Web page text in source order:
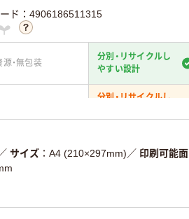
ド：4906186511315
源・無包装
分別・リサイクルし
やすい設計
分別・リサイクルし
る
削減
ジ下部の商品詳細「
／ サイズ A4 (210×297mm) ／ 印刷可能面